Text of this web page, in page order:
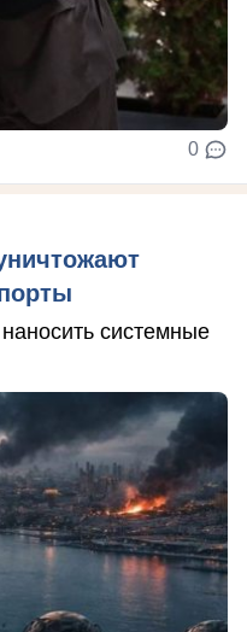
0
системные